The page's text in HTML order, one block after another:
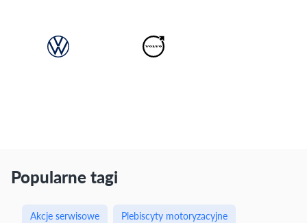
Popularne tagi
Akcje serwisowe
Plebiscyty motoryzacyjne